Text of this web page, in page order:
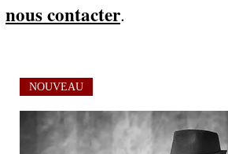
nous contacter.
NOUVEAU